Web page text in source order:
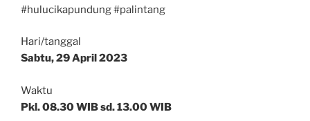
#hulucikapundung #palintang
Hari/tanggal
Sabtu, 29 April 2023
Waktu
Pkl. 08.30 WIB sd. 13.00 WIB